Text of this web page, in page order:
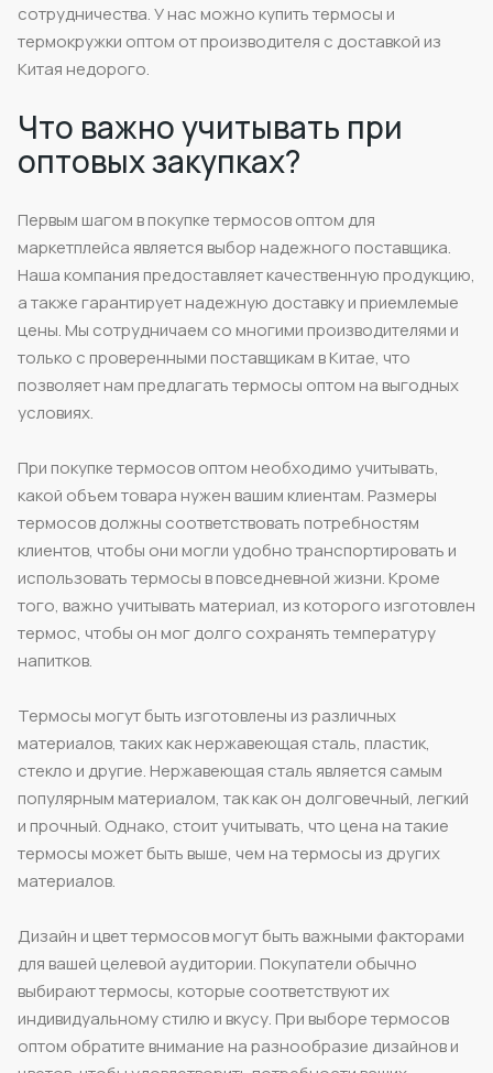
сотрудничества. У нас можно купить термосы и
термокружки оптом от производителя с доставкой из
Китая недорого.
Что важно учитывать при
оптовых закупках?
Первым шагом в покупке термосов оптом для
маркетплейса является выбор надежного поставщика.
Наша компания предоставляет качественную продукцию,
а также гарантирует надежную доставку и приемлемые
цены. Мы сотрудничаем со многими производителями и
только с проверенными поставщикам в Китае, что
позволяет нам предлагать термосы оптом на выгодных
условиях.
При покупке термосов оптом необходимо учитывать,
какой объем товара нужен вашим клиентам. Размеры
термосов должны соответствовать потребностям
клиентов, чтобы они могли удобно транспортировать и
использовать термосы в повседневной жизни. Кроме
того, важно учитывать материал, из которого изготовлен
термос, чтобы он мог долго сохранять температуру
напитков.
Термосы могут быть изготовлены из различных
материалов, таких как нержавеющая сталь, пластик,
стекло и другие. Нержавеющая сталь является самым
популярным материалом, так как он долговечный, легкий
и прочный. Однако, стоит учитывать, что цена на такие
термосы может быть выше, чем на термосы из других
материалов.
Дизайн и цвет термосов могут быть важными факторами
для вашей целевой аудитории. Покупатели обычно
выбирают термосы, которые соответствуют их
индивидуальному стилю и вкусу. При выборе термосов
оптом обратите внимание на разнообразие дизайнов и